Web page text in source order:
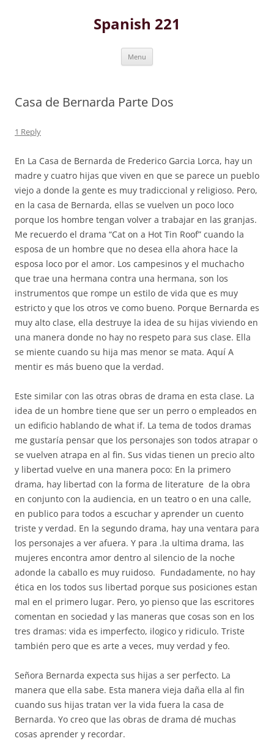
Spanish 221
Menu
Casa de Bernarda Parte Dos
1 Reply
En La Casa de Bernarda de Frederico Garcia Lorca, hay un
madre y cuatro hijas que viven en que se parece un pueblo
viejo a donde la gente es muy tradiccional y religioso. Pero,
en la casa de Bernarda, ellas se vuelven un poco loco
porque los hombre tengan volver a trabajar en las granjas.
Me recuerdo el drama “Cat on a Hot Tin Roof” cuando la
esposa de un hombre que no desea ella ahora hace la
esposa loco por el amor. Los campesinos y el muchacho
que trae una hermana contra una hermana, son los
instrumentos que rompe un estilo de vida que es muy
estricto y que los otros ve como bueno. Porque Bernarda es
muy alto clase, ella destruye la idea de su hijas viviendo en
una manera donde no hay no respeto para sus clase. Ella
se miente cuando su hija mas menor se mata. Aquí A
mentir es más bueno que la verdad.
Este similar con las otras obras de drama en esta clase. La
idea de un hombre tiene que ser un perro o empleados en
un edificio hablando de what if. La tema de todos dramas
me gustaría pensar que los personajes son todos atrapar o
se vuelven atrapa en al fin. Sus vidas tienen un precio alto
y libertad vuelve en una manera poco: En la primero
drama, hay libertad con la forma de literature de la obra
en conjunto con la audiencia, en un teatro o en una calle,
en publico para todos a escuchar y aprender un cuento
triste y verdad. En la segundo drama, hay una ventara para
los personajes a ver afuera. Y para .la ultima drama, las
mujeres encontra amor dentro al silencio de la noche
adonde la caballo es muy ruidoso. Fundadamente, no hay
ética en los todos sus libertad porque sus posiciones estan
mal en el primero lugar. Pero, yo pienso que las escritores
comentan en sociedad y las maneras que cosas son en los
tres dramas: vida es imperfecto, ilogico y ridiculo. Triste
también pero que es arte a veces, muy verdad y feo.
Señora Bernarda expecta sus hijas a ser perfecto. La
manera que ella sabe. Esta manera vieja daña ella al fin
cuando sus hijas tratan ver la vida fuera la casa de
Bernarda. Yo creo que las obras de drama dé muchas
cosas aprender y recordar.